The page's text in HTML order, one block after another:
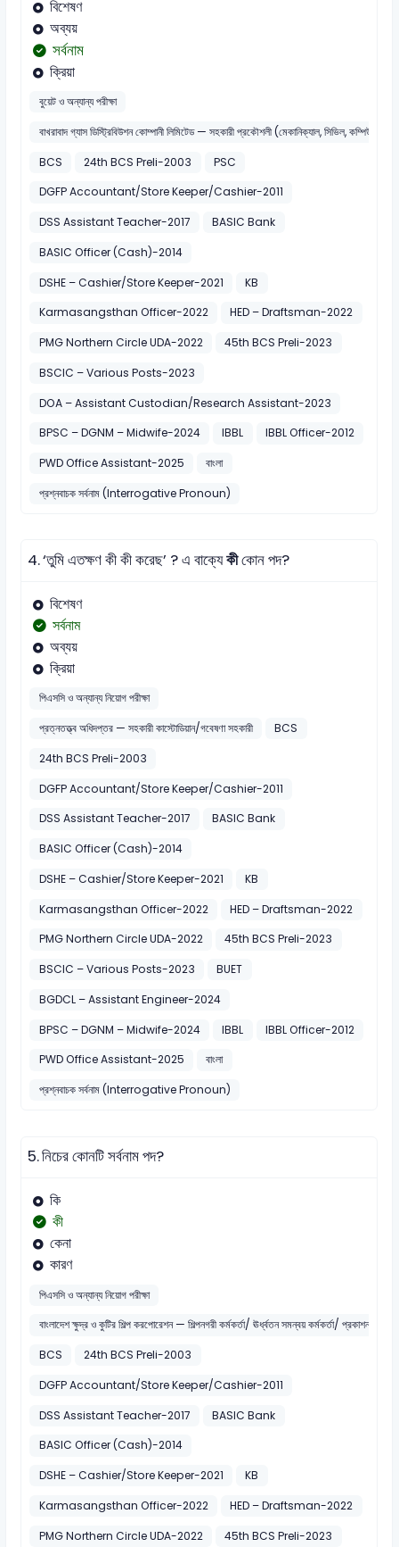
বিশেষণ
অব্যয়
সর্বনাম
ক্রিয়া
বুয়েট ও অন্যান্য পরীক্ষা
বাখরাবাদ গ্যাস ডিস্ট্রিবিউশন কোম্পানী লিমিটেড — সহকারী প্রকৌশলী (মেকানিক্যাল, সিভিল, কম্পিউটার ও
BCS
24th BCS Preli-2003
PSC
DGFP Accountant/Store Keeper/Cashier-2011
DSS Assistant Teacher-2017
BASIC Bank
BASIC Officer (Cash)-2014
DSHE – Cashier/Store Keeper-2021
KB
Karmasangsthan Officer-2022
HED – Draftsman-2022
PMG Northern Circle UDA-2022
45th BCS Preli-2023
BSCIC – Various Posts-2023
DOA – Assistant Custodian/Research Assistant-2023
BPSC – DGNM – Midwife-2024
IBBL
IBBL Officer-2012
PWD Office Assistant-2025
বাংলা
প্রশ্নবাচক সর্বনাম (Interrogative Pronoun)
4.‘তুমি এতক্ষণ কী কী করেছ’ ? এ বাক্যেকীকোন পদ?
বিশেষণ
সর্বনাম
অব্যয়
ক্রিয়া
পিএসসি ও অন্যান্য নিয়োগ পরীক্ষা
প্রত্নতত্ত্ব অধিদপ্তর — সহকারী কাস্টোডিয়ান/গবেষণা সহকারী
BCS
24th BCS Preli-2003
DGFP Accountant/Store Keeper/Cashier-2011
DSS Assistant Teacher-2017
BASIC Bank
BASIC Officer (Cash)-2014
DSHE – Cashier/Store Keeper-2021
KB
Karmasangsthan Officer-2022
HED – Draftsman-2022
PMG Northern Circle UDA-2022
45th BCS Preli-2023
BSCIC – Various Posts-2023
BUET
BGDCL – Assistant Engineer-2024
BPSC – DGNM – Midwife-2024
IBBL
IBBL Officer-2012
PWD Office Assistant-2025
বাংলা
প্রশ্নবাচক সর্বনাম (Interrogative Pronoun)
5.নিচের কোনটি সর্বনাম পদ?
কি
কী
কেনা
কারণ
পিএসসি ও অন্যান্য নিয়োগ পরীক্ষা
বাংলাদেশ ক্ষুদ্র ও কুটির শিল্প করপোরেশন — শিল্পনগরী কর্মকর্তা/ ঊর্ধ্বতন সমন্বয় কর্মকর্তা/ প্রকাশনা
BCS
24th BCS Preli-2003
DGFP Accountant/Store Keeper/Cashier-2011
DSS Assistant Teacher-2017
BASIC Bank
BASIC Officer (Cash)-2014
DSHE – Cashier/Store Keeper-2021
KB
Karmasangsthan Officer-2022
HED – Draftsman-2022
PMG Northern Circle UDA-2022
45th BCS Preli-2023